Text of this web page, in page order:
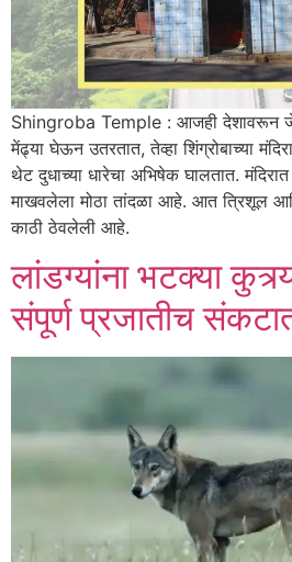
Shingroba Temple : आजही देशावरून
मेंढ्या घेऊन उतरतात, तेव्हा शिंग्रोबाच्या
थेट दुधाच्या धारेचा अभिषेक घालतात.
माखवलेला मोठा तांदळा आहे. आत त्रिशूल
काठी ठेवलेली आहे.
लांडग्यांना भटक्या
संपूर्ण प्रजातीच